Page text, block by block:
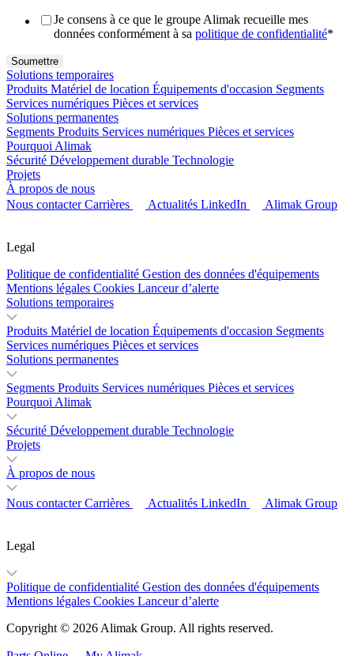
Je consens à ce que le groupe Alimak recueille mes
données conformément à sa politique de confidentialité*
Solutions temporaires
Produits Matériel de location Équipements d'occasion Segments
Services numériques Pièces et services
Solutions permanentes
Segments Produits Services numériques Pièces et services
Pourquoi Alimak
Sécurité Développement durable Technologie
Projets
À propos de nous
Nous contacter Carrières Actualités LinkedIn Alimak Group
Legal
Politique de confidentialité Gestion des données d'équipements
Mentions légales Cookies Lanceur d’alerte
Solutions temporaires
Produits Matériel de location Équipements d'occasion Segments
Services numériques Pièces et services
Solutions permanentes
Segments Produits Services numériques Pièces et services
Pourquoi Alimak
Sécurité Développement durable Technologie
Projets
À propos de nous
Nous contacter Carrières Actualités LinkedIn Alimak Group
Legal
Politique de confidentialité Gestion des données d'équipements
Mentions légales Cookies Lanceur d’alerte
Copyright © 2026 Alimak Group. All rights reserved.